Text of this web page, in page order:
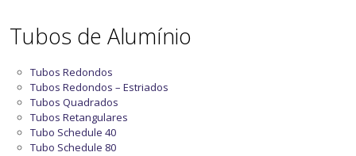
Tubos de Alumínio
Tubos Redondos
Tubos Redondos – Estriados
Tubos Quadrados
Tubos Retangulares
Tubo Schedule 40
Tubo Schedule 80